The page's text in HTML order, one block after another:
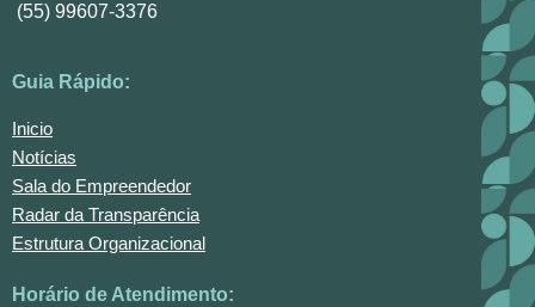
(55) 99607-3376
Guia Rápido:
Inicio
Notícias
Sala do Empreendedor
Radar da Transparência
Estrutura Organizacional
Horário de Atendimento: